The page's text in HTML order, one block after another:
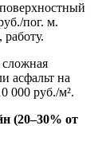
пог. м.
асфальт на
000 руб./м².
(20–30% от